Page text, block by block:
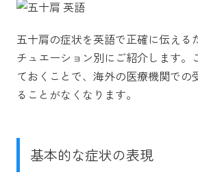
五十肩の症状を英語で正確に伝える
チュエーション別にご紹介します。
ておくことで、海外の医療機関での
ることがなくなります。
基本的な症状の表現